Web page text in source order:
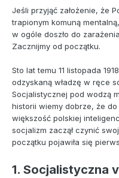
Jeśli przyjąć założenie, że
trapionym komuną
w ogóle doszło do
Zacznijmy od początku.
Sto lat temu 11 listopada
odzyskaną władzę w ręce
Socjalistycznej pod wodzą
historii wiemy dobrze, że
większość polskiej
socjalizm zaczął czynić
początku pojawiła się
1. Socjalistyczna